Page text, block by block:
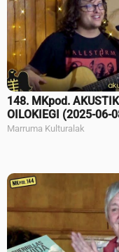
148. MKpod.
OILOKIEGI (2025-06-
Marruma Kulturalak